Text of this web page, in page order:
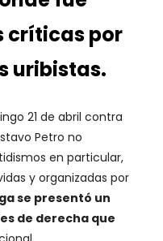
críticas por
uribistas.
21 de abril contra
Petro no
en particular,
y organizadas por
se presentó un
de derecha que